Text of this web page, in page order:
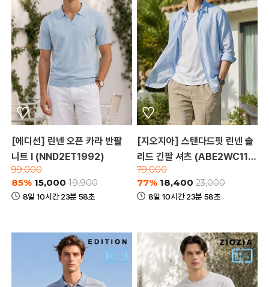
[에디션] 린넨 오픈 카라 반팔
니트 I (NND2ET1992)
99,000
85% 15,000 19,900
8일 10시간 23분 58초
[지오지아] 스탠다드핏 린넨 솔
리드 긴팔 셔츠 (ABE2WC110
3_A)
79,000
77% 18,400 23,000
8일 10시간 23분 58초